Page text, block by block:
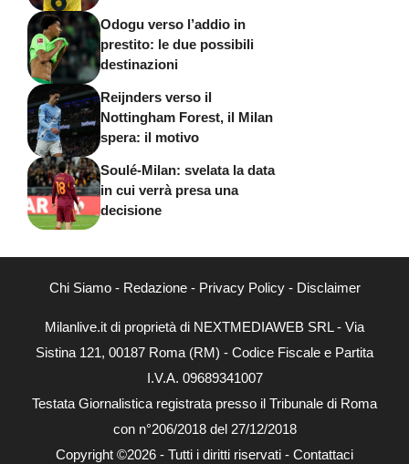
Odogu verso l’addio in
prestito: le due possibili
destinazioni
Reijnders verso il
Nottingham Forest, il Milan
spera: il motivo
Soulé-Milan: svelata la data
in cui verrà presa una
decisione
Chi Siamo- Redazione- Privacy Policy- Disclaimer
Milanlive.it di proprietà di NEXTMEDIAWEB SRL - Via
Sistina 121, 00187 Roma (RM) - Codice Fiscale e Partita
I.V.A. 09689341007
Testata Giornalistica registrata presso il Tribunale di Roma
con n°206/2018 del 27/12/2018
Copyright ©2026 - Tutti i diritti riservati - Contattaci